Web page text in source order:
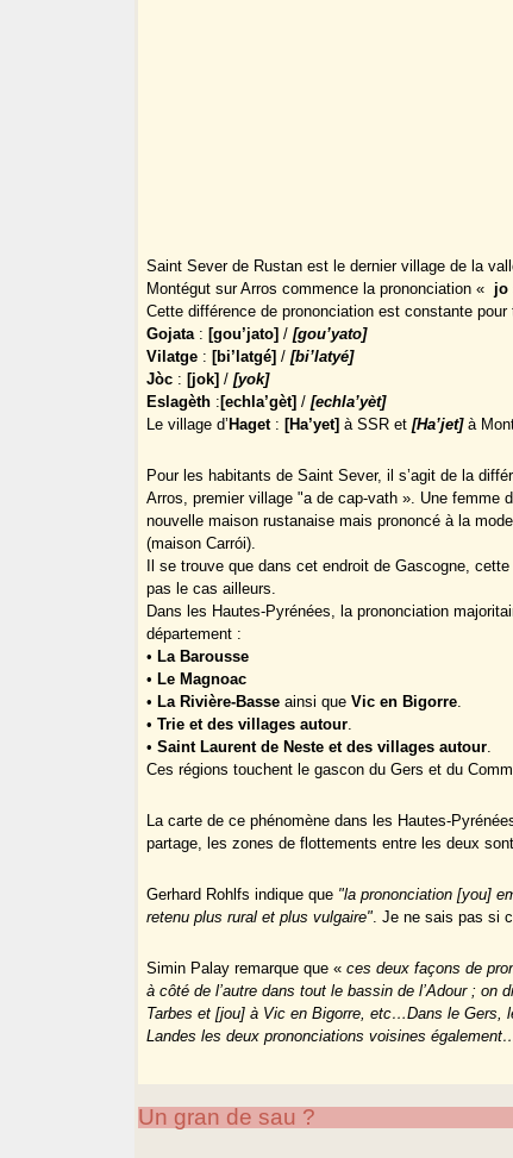
Saint Sever de Rustan est le dernier village de la
Montégut sur Arros commence la prononciation « jo
Cette différence de prononciation est constante
Gojata: [gou’jato] /[gou’yato]
Vilatge : [bi’latgé] /[bi’latyé]
Jòc : [jok] /[yok]
Eslagèth : [echla’gèt] /[echla’yèt]
Le village d’ Haget: [Ha’yet] à SSR et[Ha’jet] à
Pour les habitants de Saint Sever, il s’agit de la
Arros, premier village "a de cap-vath ». Une femme
nouvelle maison rustanaise mais prononcé à la
(maison Carrói).
Il se trouve que dans cet endroit de Gascogne,
pas le cas ailleurs.
Dans les Hautes-Pyrénées, la prononciation
département :
• La Barousse
• Le Magnoac
• La Rivière-Basseainsi que Vic en Bigorre.
•Trie et des villages autour.
•Saint Laurent de Neste et des villages autour.
Ces régions touchent le gascon du Gers et du
La carte de ce phénomène dans les Hautes-
partage, les zones de flottements entre les deux
Gerhard Rohlfs indique que "la prononciation [you]
retenu plus rural et plus vulgaire". Je ne sais pas si
Simin Palay remarque que «ces deux façons de
à côté de l’autre dans tout le bassin de l’Adour ;
Tarbes et [jou] à Vic en Bigorre, etc…Dans le Gers,
Landes les deux prononciations voisines
Un gran de sau ?